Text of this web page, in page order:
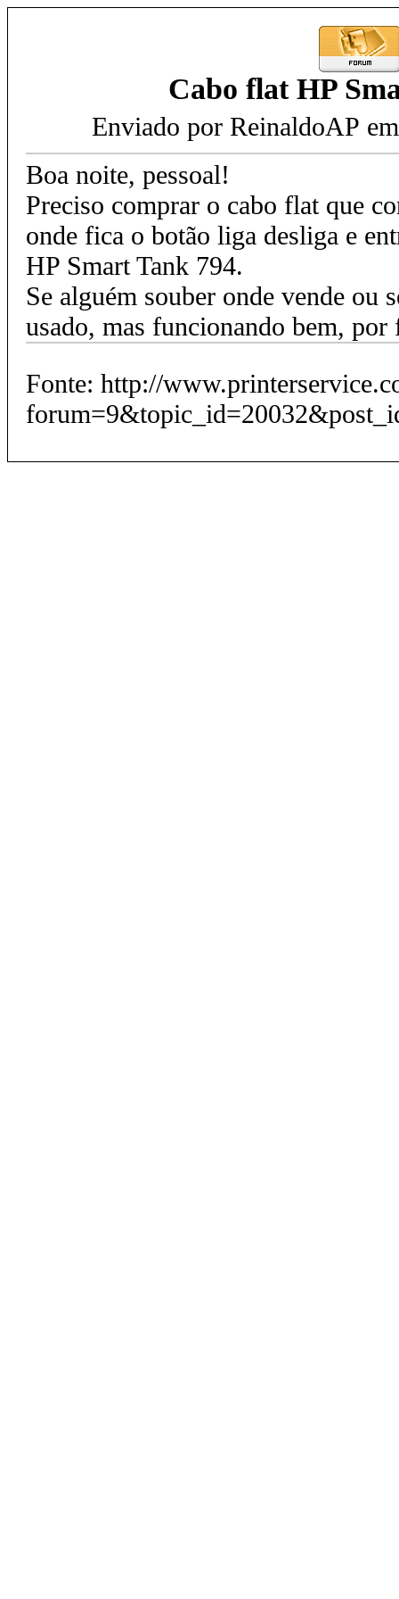
Cabo flat HP
Enviado por ReinaldoAP
Boa noite, pessoal!
Preciso comprar o cabo flat que
onde fica o botão liga desliga e
HP Smart Tank 794.
Se alguém souber onde vende ou
usado, mas funcionando bem, por
Fonte: http://